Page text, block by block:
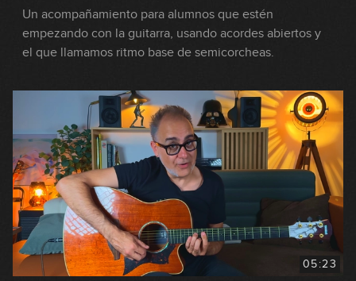
Un acompañamiento para alumnos que estén
empezando con la guitarra, usando acordes abiertos y
el que llamamos ritmo base de semicorcheas.
05:23